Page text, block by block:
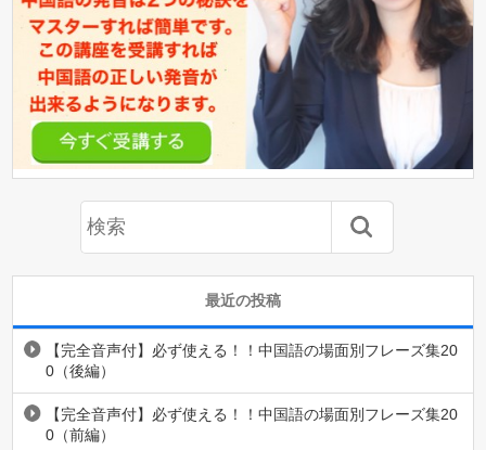
最近の投稿
【完全音声付】必ず使える！！中国語の場面別フレーズ集20
0（後編）
【完全音声付】必ず使える！！中国語の場面別フレーズ集20
0（前編）